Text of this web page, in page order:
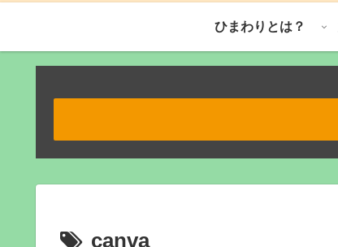
ひまわりとは？
canva